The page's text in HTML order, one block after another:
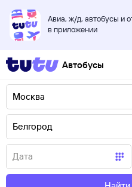
Авиа, ж/д, автобусы и
в приложении
Автобусы